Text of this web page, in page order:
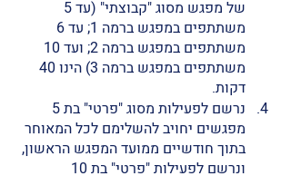
דקות.
מפגשים יחויב להשלימם לכל המאוחר
בתוך חודשיים ממועד המפגש הראשון,